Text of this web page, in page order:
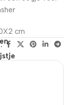
cm